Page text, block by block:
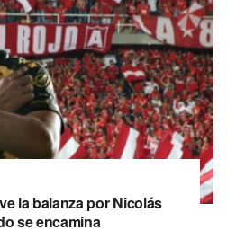
la balanza por Nicolás
se encamina